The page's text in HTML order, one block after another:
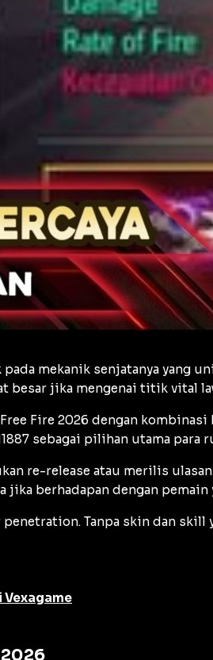
mekanik senjatanya yang
besar jika mengenai titik vital
Fire 2026 dengan
sebagai pilihan utama para
re-release atau merilis
jika berhadapan dengan pemain
penetration. Tanpa skin dan
Vexagame